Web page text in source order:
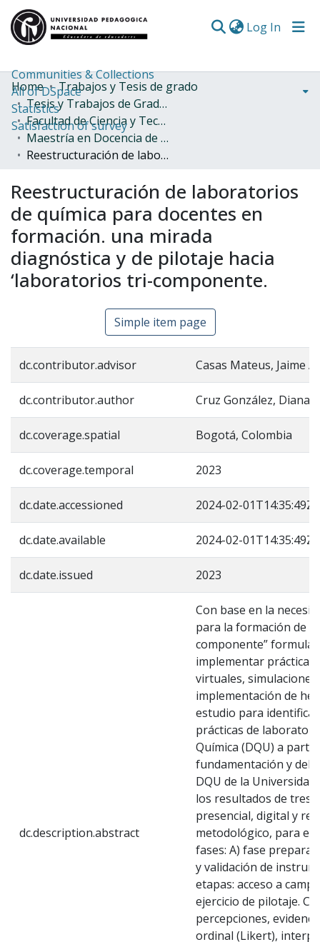
Log In
Communities & Collections
All of DSpace
Statistics
Satisfaction of survey
Home
Trabajos y Tesis de grado
Tesis y Trabajos de Grado (Posgrado)
Facultad de Ciencia y Tecnología
Maestría en Docencia de la Química
Reestructuración de laboratorios de química para docentes en formación. una mirada diagnóstica y de pilotaje hacia ‘laboratorios tri-componente.
Reestructuración de laboratorios
de química para docentes en
formación. una mirada
diagnóstica y de pilotaje hacia
‘laboratorios tri-componente.
Simple item page
dc.contributor.advisor Casas Mateus, Jaime
dc.contributor.author Cruz González, Diana
dc.coverage.spatial Bogotá, Colombia
dc.coverage.temporal 2023
dc.date.accessioned 2024-02-01T14:35:49Z
dc.date.available 2024-02-01T14:35:49Z
dc.date.issued 2023
dc.description.abstract
Con base en la
para la formación de
componente”
implementar
virtuales,
implementación de
estudio para
prácticas de
Química (DQU) a
fundamentación y del
DQU de la
los resultados de tres
presencial, digital y
metodológico, para el
fases: A) fase
y validación de
etapas: acceso a
ejercicio de pilotaje. C)
percepciones,
ordinal (Likert),